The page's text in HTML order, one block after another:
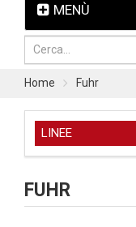
MENÙ
Home Fuhr
LINEE
FUHR